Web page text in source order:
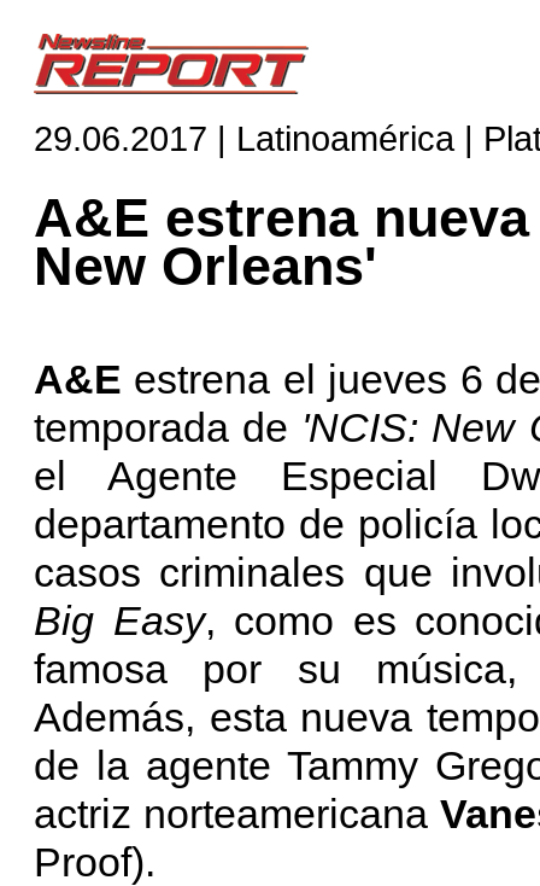
29.06.2017 | Latinoamérica |
A&E estrena
New Orleans'
A&E estrena el jueves 6
temporada de 'NCIS: New
el Agente Especial
departamento de policía
casos criminales que
Big Easy, como es
famosa por su música,
Además, esta nueva
de la agente Tammy
actriz norteamericana
Proof).